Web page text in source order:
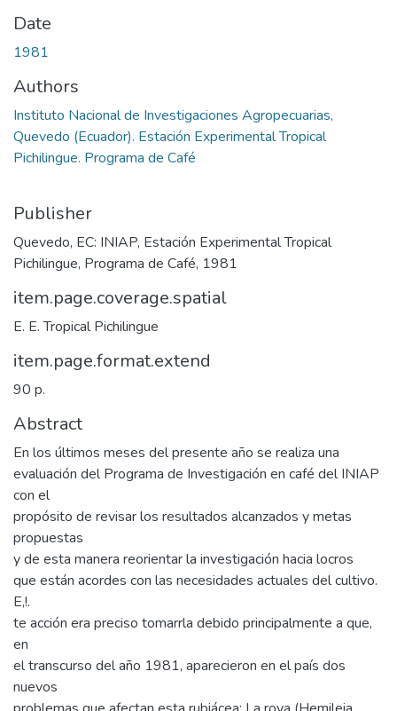
Date
1981
Authors
Instituto Nacional de Investigaciones Agropecuarias,
Quevedo (Ecuador). Estación Experimental Tropical
Pichilingue. Programa de Café
Publisher
Quevedo, EC: INIAP, Estación Experimental Tropical
Pichilingue, Programa de Café, 1981
item.page.coverage.spatial
E. E. Tropical Pichilingue
item.page.format.extend
90 p.
Abstract
En los últimos meses del presente año se realiza una
evaluación del Programa de Investigación en café del INIAP
con el
propósito de revisar los resultados alcanzados y metas
propuestas
y de esta manera reorientar la investigación hacia locros
que están acordes con las necesidades actuales del cultivo.
E,!.
te acción era preciso tomarrla debido principalmente a que,
en
el transcurso del año 1981, aparecieron en el país dos
nuevos